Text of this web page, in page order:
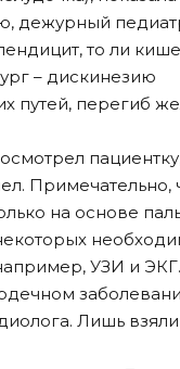
дежурный
то ли
– дискинезию
путей, перегиб
Примечательно,
на основе
УЗИ и
Лишь